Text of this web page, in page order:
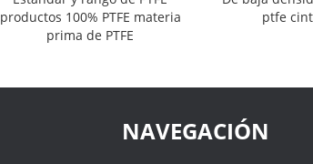
productos 100% PTFE materia
prima de PTFE
ptfe
NAVEGACIÓN